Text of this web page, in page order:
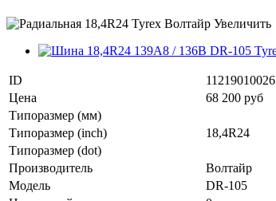
Увеличить
ID
11219010026
Цена
68 200 руб
Типоразмер (мм)
Типоразмер (inch)
18,4R24
Типоразмер (dot)
Производитель
Волтайр
Модель
DR-105